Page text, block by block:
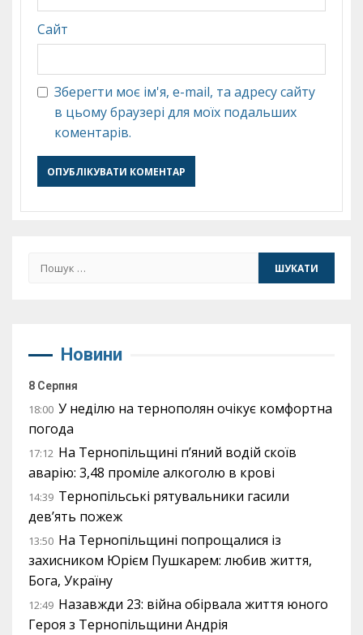
Сайт
Зберегти моє ім'я, e-mail, та адресу сайту
в цьому браузері для моїх подальших
коментарів.
Пошук:
Новини
8 Серпня
18:00 У неділю на тернополян очікує комфортна
погода
17:12 На Тернопільщині п’яний водій скоїв
аварію: 3,48 проміле алкоголю в крові
14:39 Тернопільські рятувальники гасили
дев’ять пожеж
13:50 На Тернопільщині попрощалися із
захисником Юрієм Пушкарем: любив життя,
Бога, Україну
12:49 Назавжди 23: війна обірвала життя юного
Героя з Тернопільщини Андрія